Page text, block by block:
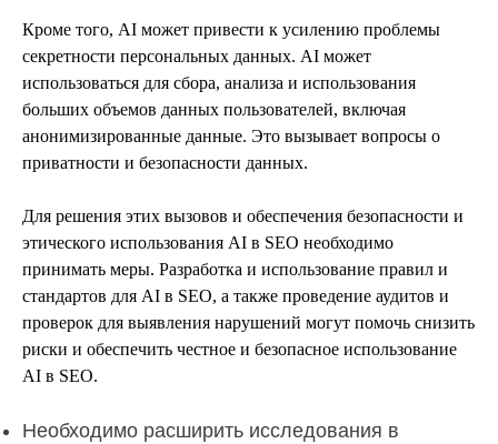
Кроме того, AI может привести к усилению проблемы
секретности персональных данных. AI может
использоваться для сбора, анализа и использования
больших объемов данных пользователей, включая
анонимизированные данные. Это вызывает вопросы о
приватности и безопасности данных.
Для решения этих вызовов и обеспечения безопасности и
этического использования AI в SEO необходимо
принимать меры. Разработка и использование правил и
стандартов для AI в SEO, а также проведение аудитов и
проверок для выявления нарушений могут помочь снизить
риски и обеспечить честное и безопасное использование
AI в SEO.
Необходимо расширить исследования в